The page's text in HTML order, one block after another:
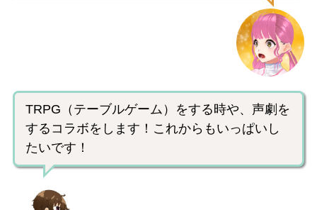
TRPG（テーブルゲーム）をする時や、声劇を
するコラボをします！これからもいっぱいし
たいです！